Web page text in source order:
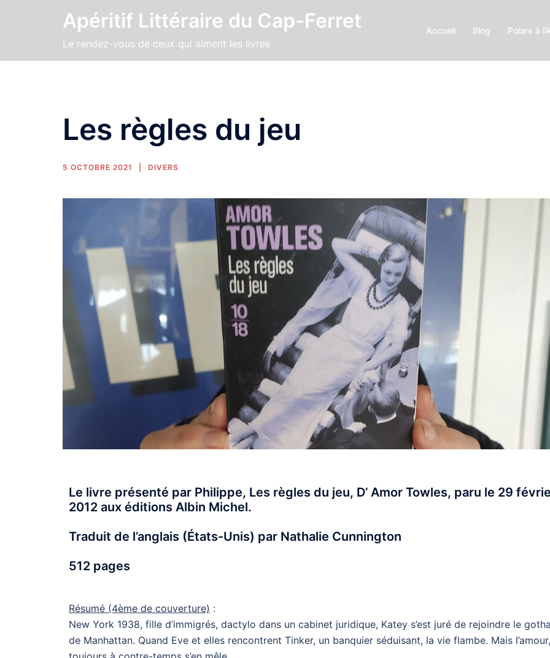
Apéritif Littéraire du Cap-Ferret
Le rendez-vous de ceux qui aiment les livres
Accueil Blog Polars à
Les règles du jeu
5 OCTOBRE 2021 DIVERS
Le livre présenté par Philippe, Les règles du jeu, D’ Amor Towles, paru le 29
2012 aux éditions Albin Michel.
Traduit de l’anglais (États-Unis) par Nathalie Cunnington
512 pages
Résumé (4ème de couverture) :
New York 1938, fille d’immigrés, dactylo dans un cabinet juridique, Katey s’est juré de rejoindre le
de Manhattan. Quand Eve et elles rencontrent Tinker, un banquier séduisant, la vie flambe. Mais l’amour,